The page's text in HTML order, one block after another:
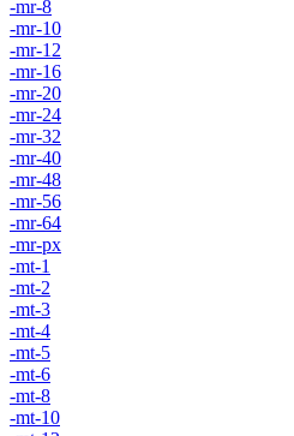
-mr-8
-mr-10
-mr-12
-mr-16
-mr-20
-mr-24
-mr-32
-mr-40
-mr-48
-mr-56
-mr-64
-mr-px
-mt-1
-mt-2
-mt-3
-mt-4
-mt-5
-mt-6
-mt-8
-mt-10